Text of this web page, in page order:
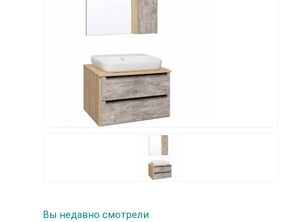
Вы недавно смотрели